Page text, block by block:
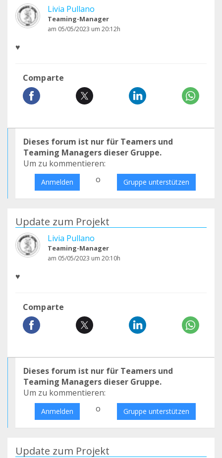
Livia Pullano
Teaming-Manager
am 05/05/2023 um 20:12h
♥️
Comparte
Dieses forum ist nur für Teamers und
Teaming Managers dieser Gruppe.
Um zu kommentieren:
Anmelden o Gruppe unterstützen
Update zum Projekt
Livia Pullano
Teaming-Manager
am 05/05/2023 um 20:10h
♥️
Comparte
Dieses forum ist nur für Teamers und
Teaming Managers dieser Gruppe.
Um zu kommentieren:
Anmelden o Gruppe unterstützen
Update zum Projekt